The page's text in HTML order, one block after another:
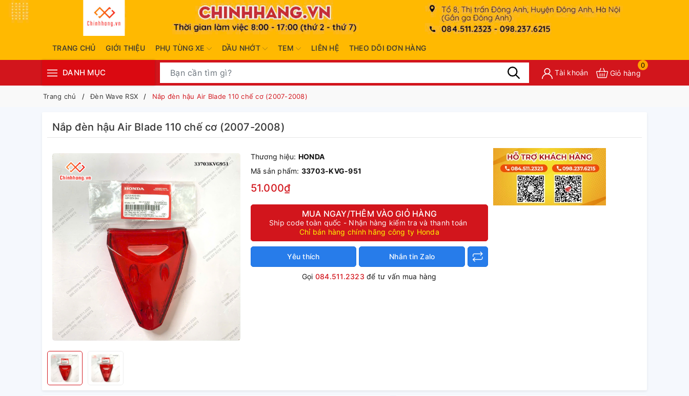
TRANG CHỦ GIỚI THIỆU PHỤ TÙNG XE DẦU NHỚT TEM LIÊN HỆ THEO DÕI ĐƠN HÀNG
DANH MỤC Tài khoản
0
Giỏ hàng
Trang chủ Đèn Wave RSX Nắp đèn hậu Air Blade 110 chế cơ (2007-2008)
Nắp đèn hậu Air Blade 110 chế cơ (2007-2008)
Thương hiệu: HONDA
Mã sản phẩm: 33703-KVG-951
51.000₫
MUA NGAY/THÊM VÀO GIỎ HÀNG
Ship code toàn quốc - Nhận hàng kiểm tra và thanh toán
Chỉ bán hàng chính hãng công ty Honda
Yêu thích Nhắn tin Zalo
Gọi 084.511.2323 để tư vấn mua hàng